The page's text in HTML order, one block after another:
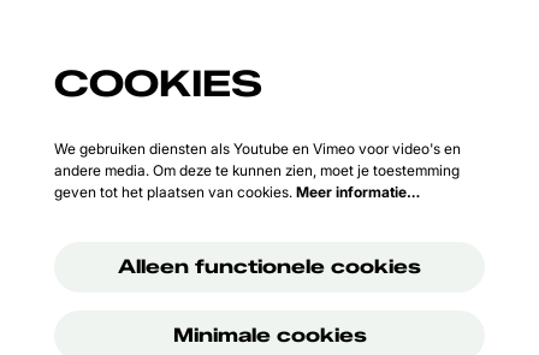
COOKIES
We gebruiken diensten als Youtube en Vimeo voor video's en
andere media. Om deze te kunnen zien, moet je toestemming
geven tot het plaatsen van cookies. Meer informatie…
Alleen functionele cookies
Minimale cookies